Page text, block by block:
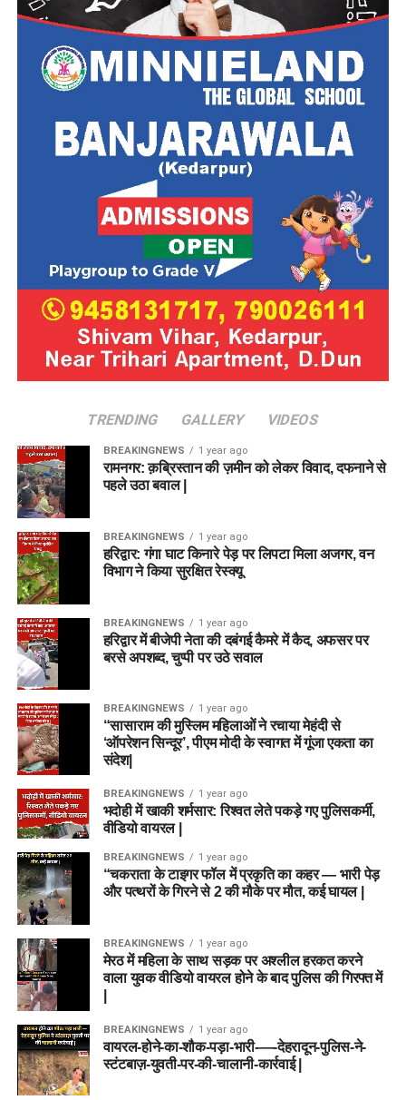
TRENDING GALLERY VIDEOS
BREAKINGNEWS 1 year ago
रामनगर: क़ब्रिस्तान की ज़मीन को लेकर विवाद, दफनाने से
पहले उठा बवाल |
BREAKINGNEWS 1 year ago
हरिद्वार: गंगा घाट किनारे पेड़ पर लिपटा मिला अजगर, वन
विभाग ने किया सुरक्षित रेस्क्यू
BREAKINGNEWS 1 year ago
हरिद्वार में बीजेपी नेता की दबंगई कैमरे में कैद, अफसर पर
बरसे अपशब्द, चुप्पी पर उठे सवाल
BREAKINGNEWS 1 year ago
“सासाराम की मुस्लिम महिलाओं ने रचाया मेहंदी से
‘ऑपरेशन सिन्दूर’, पीएम मोदी के स्वागत में गूंजा एकता का
संदेश|
BREAKINGNEWS 1 year ago
भदोही में खाकी शर्मसार: रिश्वत लेते पकड़े गए पुलिसकर्मी,
वीडियो वायरल |
BREAKINGNEWS 1 year ago
“चकराता के टाइगर फॉल में प्रकृति का कहर — भारी पेड़
और पत्थरों के गिरने से 2 की मौके पर मौत, कई घायल |
BREAKINGNEWS 1 year ago
मेरठ में महिला के साथ सड़क पर अश्लील हरकत करने
वाला युवक वीडियो वायरल होने के बाद पुलिस की गिरफ्त में
BREAKINGNEWS 1 year ago
वायरल-होने-का-शौक-पड़ा-भारी-—-देहरादून-पुलिस-ने-
स्टंटबाज़-युवती-पर-की-चालानी-कार्रवाई |